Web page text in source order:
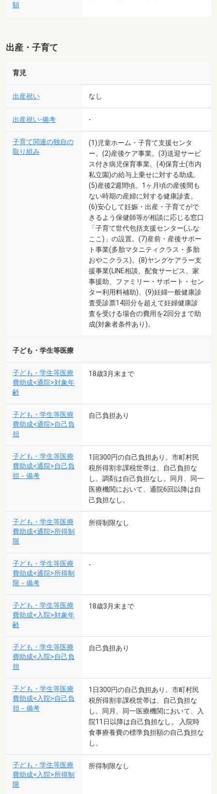
額
出産・子育て
育児
出産祝い なし
出産祝い-備考 -
子育て関連の独自の
取り組み
(1)児童ホーム・子育て支援センタ
ー。(2)産後ケア事業。(3)送迎サービ
ス付き病児保育事業。(4)保育士(市内
私立園)の給与上乗せに対する助成。
(5)産後2週間頃、1ヶ月頃の産後間も
ない時期の産婦に対する健康診査。
(6)安心して妊娠・出産・子育てがで
きるよう保健師等が相談に応じる窓口
「子育て世代包括支援センター(ふな
ここ)」の設置。(7)産前・産後サポー
ト事業(多胎マタニティクラス・多胎
おやこクラス)。(8)ヤングケアラー支
援事業(LINE相談、配食サービス、家
事援助、ファミリー・サポート・セン
ター利用料補助)。(9)妊婦一般健康診
査受診票14回分を超えて妊婦健康診
査を受ける場合の費用を2回分まで助
成(対象者条件あり)。
子ども・学生等医療
子ども・学生等医療
費助成<通院>対象年
齢
18歳3月末まで
子ども・学生等医療
費助成<通院>自己負
担
自己負担あり
子ども・学生等医療
費助成<通院>自己負
担－備考
1回300円の自己負担あり。市町村民
税所得割非課税世帯は、自己負担な
し。調剤は自己負担なし。同月、同一
医療機関において、通院6回以降は自
己負担なし。
子ども・学生等医療
費助成<通院>所得制
限
所得制限なし
子ども・学生等医療
費助成<通院>所得制
限－備考
-
子ども・学生等医療
費助成<入院>対象年
齢
18歳3月末まで
子ども・学生等医療
費助成<入院>自己負
担
自己負担あり
子ども・学生等医療
費助成<入院>自己負
担－備考
1日300円の自己負担あり。市町村民
税所得割非課税世帯は、自己負担な
し。同月、同一医療機関において、入
院11日以降は自己負担なし。 入院時
食事療養費の標準負担額の自己負担な
し。
子ども・学生等医療
費助成<入院>所得制
限
所得制限なし